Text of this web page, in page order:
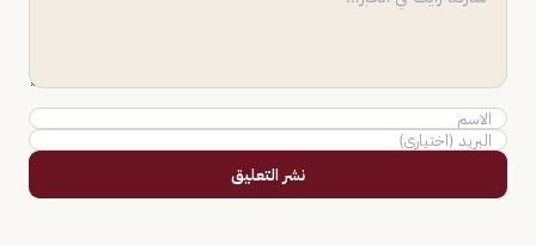
نشر التعليق